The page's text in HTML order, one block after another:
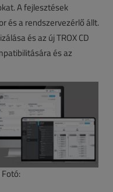
A fejlesztések
és a rendszervezérlő állt.
és az új TROX CD
és az
Fotó: